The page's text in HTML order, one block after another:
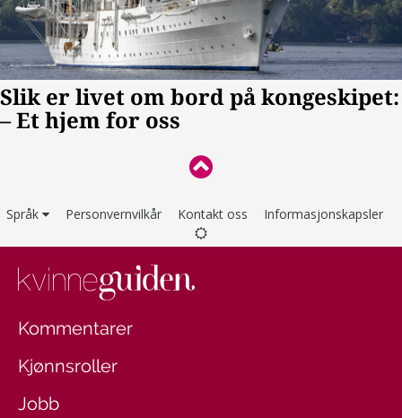
Språk Personvernvilkår Kontakt oss Informasjonskapsler
Kommentarer
Kjønnsroller
Jobb